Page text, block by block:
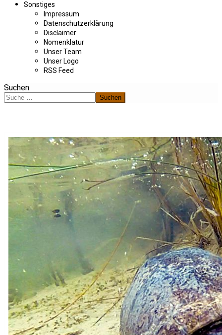
Sonstiges
Impressum
Datenschutzerklärung
Disclaimer
Nomenklatur
Unser Team
Unser Logo
RSS Feed
Suchen
Suchen